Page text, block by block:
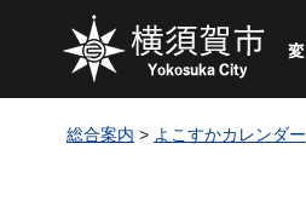
総合案内 > よこすかカレンダー